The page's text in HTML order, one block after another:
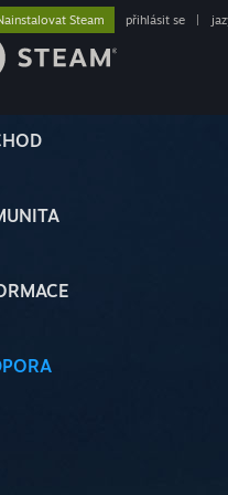
Steam přihlásit se